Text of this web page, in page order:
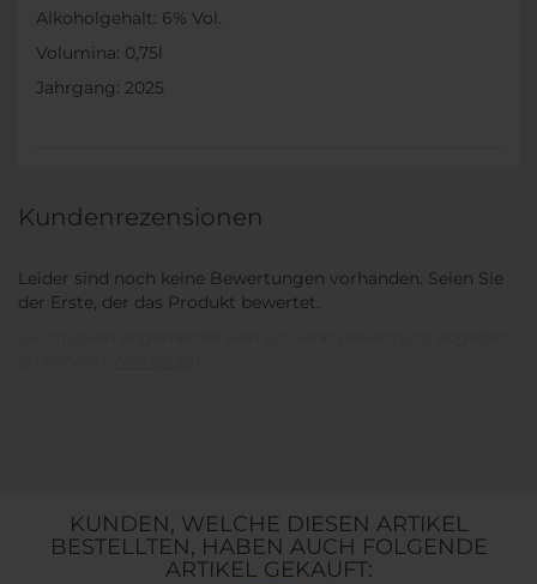
Alkoholgehalt: 6% Vol.
Volumina: 0,75l
Jahrgang: 2025
Kundenrezensionen
Leider sind noch keine Bewertungen vorhanden. Seien Sie
der Erste, der das Produkt bewertet.
KUNDEN, WELCHE DIESEN ARTIKEL
BESTELLTEN, HABEN AUCH FOLGENDE
ARTIKEL GEKAUFT: